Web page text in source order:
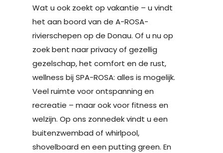
Wat u ook zoekt op vakantie – u vindt
het aan boord van de A-ROSA-
rivierschepen op de Donau. Of u nu op
zoek bent naar privacy of gezellig
gezelschap, het comfort en de rust,
wellness bij SPA-ROSA: alles is mogelijk.
Veel ruimte voor ontspanning en
recreatie – maar ook voor fitness en
welzijn. Op ons zonnedek vindt u een
buitenzwembad of whirlpool,
shovelboard en een putting green. En